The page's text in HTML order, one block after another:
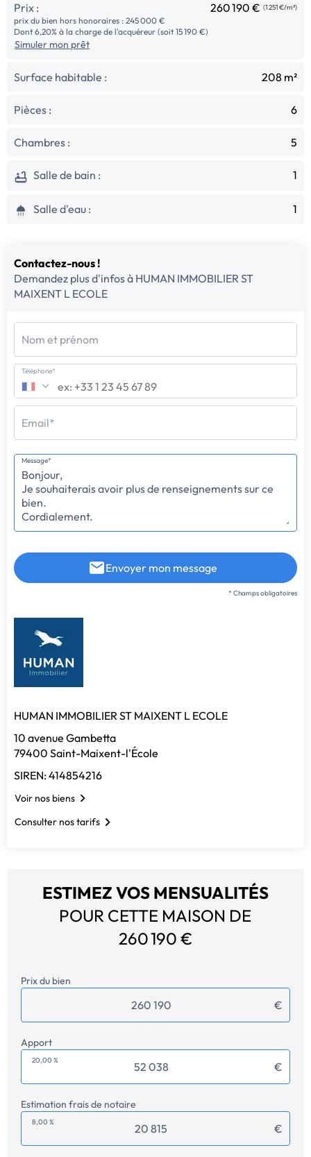
Prix : 260 190 € (1 251 €/m²)
prix du bien hors honoraires : 245 000 €
Dont 6,20% à la charge de l'acquéreur (soit 15 190 €)
Simuler mon prêt
Surface habitable : 208 m²
Pièces : 6
Chambres : 5
Salle de bain : 1
Salle d'eau : 1
Contactez-nous !
Demandez plus d'infos à HUMAN IMMOBILIER ST
MAIXENT L ECOLE
Nom et prénom
Téléphone*
Email*
Message*
Envoyer mon message
* Champs obligatoires
HUMAN IMMOBILIER ST MAIXENT L ECOLE
10 avenue Gambetta
79400 Saint-Maixent-l'École
SIREN: 414854216
Voir nos biens
Consulter nos tarifs
ESTIMEZ VOS MENSUALITÉS
POUR CETTE MAISON DE
260 190 €
Prix du bien
€
Apport
20,00 % €
Estimation frais de notaire
8,00 % €